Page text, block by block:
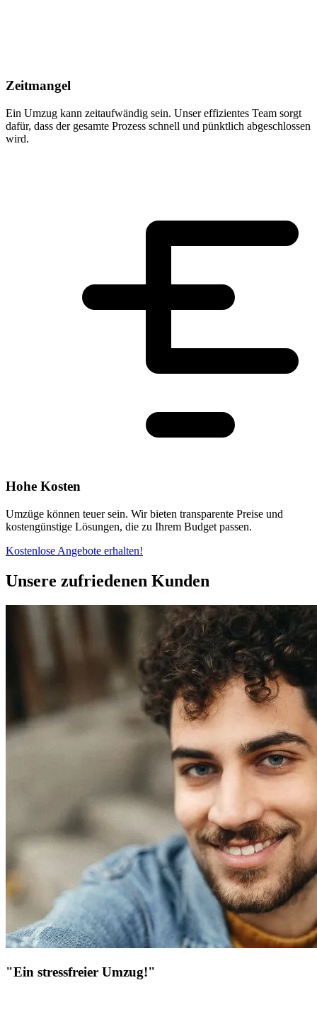
Zeitmangel
Ein Umzug kann zeitaufwändig sein. Unser effizientes Team sorgt
dafür, dass der gesamte Prozess schnell und pünktlich abgeschlossen
wird.
Hohe Kosten
Umzüge können teuer sein. Wir bieten transparente Preise und
kostengünstige Lösungen, die zu Ihrem Budget passen.
Kostenlose Angebote erhalten!
Unsere zufriedenen Kunden
"Ein stressfreier Umzug!"